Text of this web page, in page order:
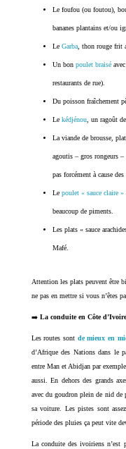
Le foufou (ou foutou),
bananes plantains et/ou
Le Garba, thon rouge frit
Un bon poulet braiséavec
restaurants de rue).
Du poisson fraîchement
Le kédjénou, un ragoût
La viande de brousse,
agoutis – gros rongeurs –
pas forcément à cause
Le poulet « sauce claire »
beaucoup de piments.
Les plats « sauce
Mafé.
Attention les plats peuvent être
ne pas en mettre si vous n’êtes
➡️La conduite en Côte d’Ivoire
Les routes sont de mieux en
d’Afrique des Nations dans le
entre Man et Abidjan par
aussi. En dehors des grands
avec du goudron plein de nid de
sa voiture. Les pistes sont
période des pluies ça peut vite
La conduite des ivoiriens n’est